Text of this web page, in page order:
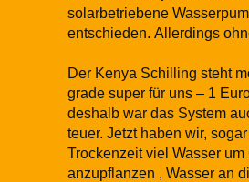
solarbetriebene
entschieden. Allerdings
Der Kenya Schilling steht
grade super für uns – 1
deshalb war das System
teuer. Jetzt haben wir,
Trockenzeit viel Wasser um
anzupflanzen , Wasser an